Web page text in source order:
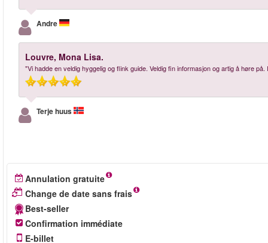
Andre
Louvre, Mona Lisa.
"Vi hadde en veldig hyggelig og flink guide. Veldig fin informasjon og artig å høre
Terje huus
Annulation gratuite
Change de date sans frais
Best-seller
Confirmation immédiate
E-billet